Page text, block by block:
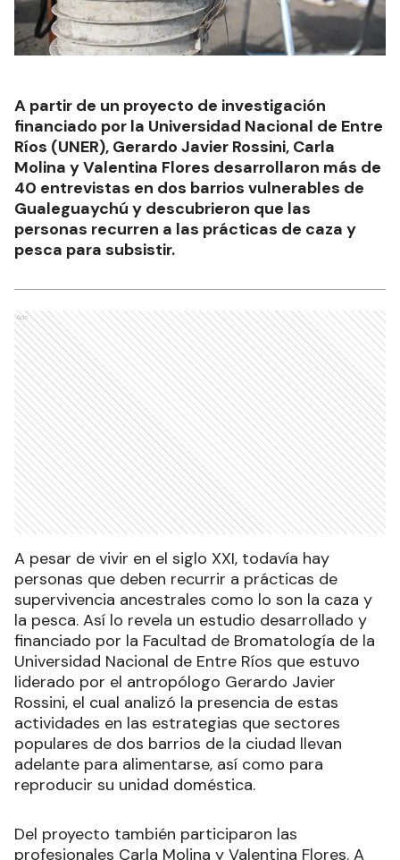
A partir de un proyecto de investigación
financiado por la Universidad Nacional de Entre
Ríos (UNER), Gerardo Javier Rossini, Carla
Molina y Valentina Flores desarrollaron más de
40 entrevistas en dos barrios vulnerables de
Gualeguaychú y descubrieron que las
personas recurren a las prácticas de caza y
pesca para subsistir.
Ads
A pesar de vivir en el siglo XXI, todavía hay
personas que deben recurrir a prácticas de
supervivencia ancestrales como lo son la caza y
la pesca. Así lo revela un estudio desarrollado y
financiado por la Facultad de Bromatología de la
Universidad Nacional de Entre Ríos que estuvo
liderado por el antropólogo Gerardo Javier
Rossini, el cual analizó la presencia de estas
actividades en las estrategias que sectores
populares de dos barrios de la ciudad llevan
adelante para alimentarse, así como para
reproducir su unidad doméstica.
Del proyecto también participaron las
profesionales Carla Molina y Valentina Flores. A